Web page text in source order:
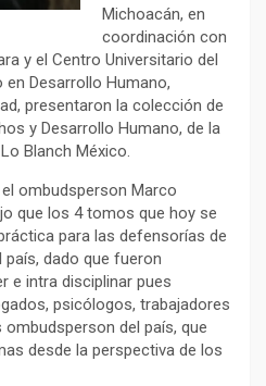
Michoacán, en
coordinación con
y el Centro Universitario del
Desarrollo Humano,
presentaron la colección de
y Desarrollo Humano, de la
Blanch México.
ombudsperson Marco
que los 4 tomos que hoy se
para las defensorías de
dado que fueron
e intra disciplinar pues
psicólogos, trabajadores
del país, que
desde la perspectiva de los